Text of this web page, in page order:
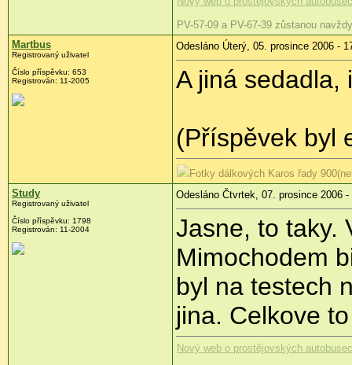
PV-57-09 a PV-67-39 zůstanou
Martbus
Registrovaný uživatel
Číslo příspěvku: 653
Registrován: 11-2005
Odesláno Úterý, 05. prosince 2006 -
A jiná sedadla,
(Příspěvek byl
Fotky dálkových Karos řady
Study
Registrovaný uživatel
Číslo příspěvku: 1798
Registrován: 11-2004
Odesláno Čtvrtek, 07. prosince 2006 -
Jasne, to taky.
Mimochodem
byl na testech
jina. Celkove
Nový web o prostějovských